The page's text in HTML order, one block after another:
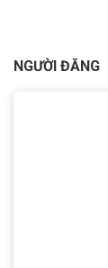
NGƯỜI ĐĂNG